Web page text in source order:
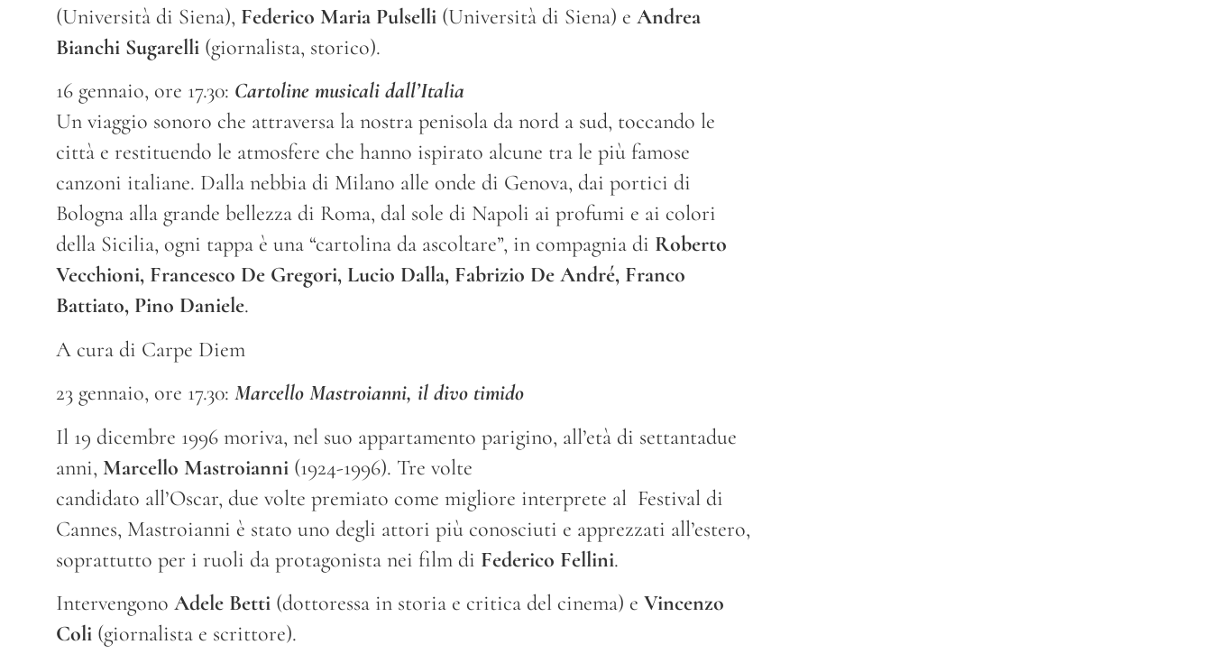
(Università di Siena), Federico Maria Pulselli (Università di Siena) e Andrea
Bianchi Sugarelli (giornalista, storico).
16 gennaio, ore 17.30: Cartoline musicali dall’Italia
Un viaggio sonoro che attraversa la nostra penisola da nord a sud, toccando le
città e restituendo le atmosfere che hanno ispirato alcune tra le più famose
canzoni italiane. Dalla nebbia di Milano alle onde di Genova, dai portici di
Bologna alla grande bellezza di Roma, dal sole di Napoli ai profumi e ai colori
della Sicilia, ogni tappa è una “cartolina da ascoltare”, in compagnia di Roberto
Vecchioni, Francesco De Gregori, Lucio Dalla, Fabrizio De André, Franco
Battiato, Pino Daniele.
A cura di Carpe Diem
23 gennaio, ore 17.30: Marcello Mastroianni, il divo timido
Il 19 dicembre 1996 moriva, nel suo appartamento parigino, all’età di settantadue
anni, Marcello Mastroianni (1924-1996). Tre volte
candidato all’Oscar, due volte premiato come migliore interprete al Festival di
Cannes, Mastroianni è stato uno degli attori più conosciuti e apprezzati all’estero,
soprattutto per i ruoli da protagonista nei film di Federico Fellini.
Intervengono Adele Betti (dottoressa in storia e critica del cinema) e Vincenzo
Coli (giornalista e scrittore).